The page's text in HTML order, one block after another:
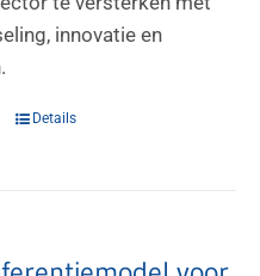
innovatie en
Details